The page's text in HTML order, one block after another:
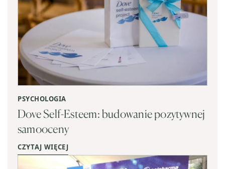
PSYCHOLOGIA
Dove Self-Esteem: budowanie pozytywnej
samooceny
CZYTAJ WIĘCEJ